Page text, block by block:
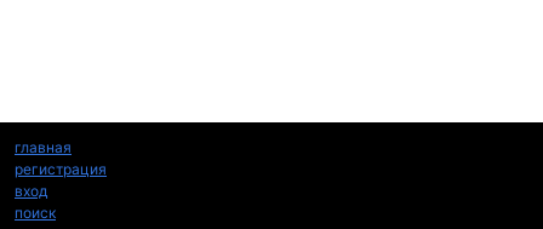
главная
регистрация
вход
поиск